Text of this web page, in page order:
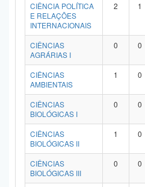
CIÊNCIA POLÍTICA
E RELAÇÕES
INTERNACIONAIS
2 1
CIÊNCIAS
AGRÁRIAS I
0 0
CIÊNCIAS
AMBIENTAIS
1 0
CIÊNCIAS
BIOLÓGICAS I
0 0
CIÊNCIAS
BIOLÓGICAS II
1 0
CIÊNCIAS
BIOLÓGICAS III
0 0